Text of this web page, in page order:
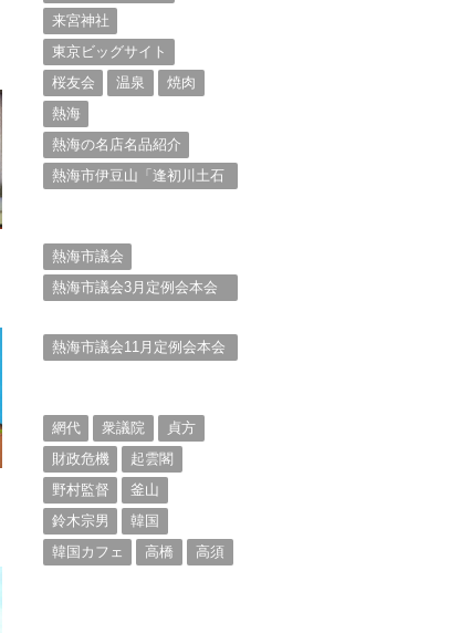
来宮神社
東京ビッグサイト
桜友会
温泉
焼肉
熱海
熱海の名店名品紹介
熱海市伊豆山「逢初川土石
熱海市議会
熱海市議会3月定例会本会
熱海市議会11月定例会本会
網代
衆議院
貞方
財政危機
起雲閣
野村監督
釜山
鈴木宗男
韓国
韓国カフェ
高橋 高須